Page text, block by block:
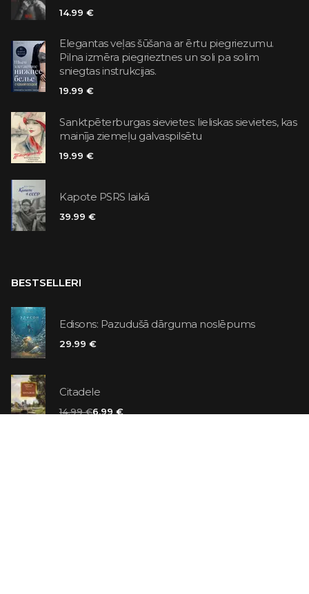
14.99 €
Elegantas veļas šūšana ar ērtu piegriezumu.
Pilna izmēra piegrieztnes un soli pa solim
sniegtas instrukcijas.
19.99 €
Sanktpēterburgas sievietes: lieliskas sievietes, kas
mainīja ziemeļu galvaspilsētu
19.99 €
Kapote PSRS laikā
39.99 €
BESTSELLERI
Edisons: Pazudušā dārguma noslēpums
29.99 €
Citadele
14.99 €6.99 €